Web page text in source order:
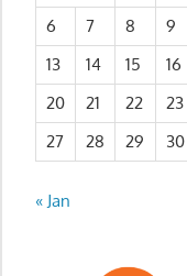
6
7 8 9
13
14 15 16
20
21 22 23
27
28 29 30
« Jan